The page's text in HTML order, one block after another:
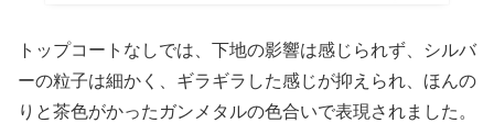
トップコートなしでは、下地の影響は感じられず、シルバ
ーの粒子は細かく、ギラギラした感じが抑えられ、ほんの
りと茶色がかったガンメタルの色合いで表現されました。